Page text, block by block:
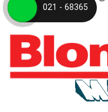
68365 - 021